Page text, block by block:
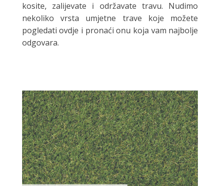
kosite, zalijevate i održavate travu. Nudimo
nekoliko vrsta umjetne trave koje možete
pogledati ovdje i pronaći onu koja vam najbolje
odgovara.